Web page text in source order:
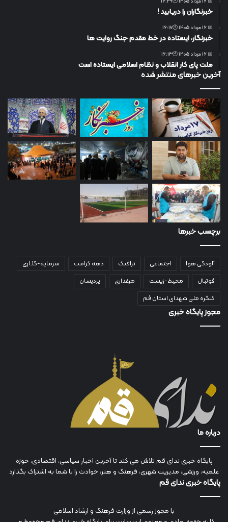
خبرنگاران را دریابید !
📅 16 مرداد 1405 🕙16:17
خبرنگار، ایستاده در خط مقدم جنگ روایت ها
📅 16 مرداد 1405 🕙16:13
ملت پای کار انقلاب و نظام اسلامی ایستاده است
آخرین خبرهای منتشر شده
برچسب خبرها
آلودگی هوا اجتماعی ترافیک دهه کرامت
سرمایه-گذاری
فوتبال
محیط-زیست مرغداری
پردیسان
کنگره ملی شهدای استان قم
مجوز پایگاه خبری
درباره ما
پایگاه خبری ندای قم تلاش می کند تا آخرین اخبار سیاسی، اقتصادی، حوزه
علمیه، ورزشی، مدیریت شهری، فرهنگ و هنر، حوادث را با شما به اشتراک بگذارد
پایگاه خبری ندای قم
با مجوز رسمی از وزارت فرهنگ و ارشاد اسلامی